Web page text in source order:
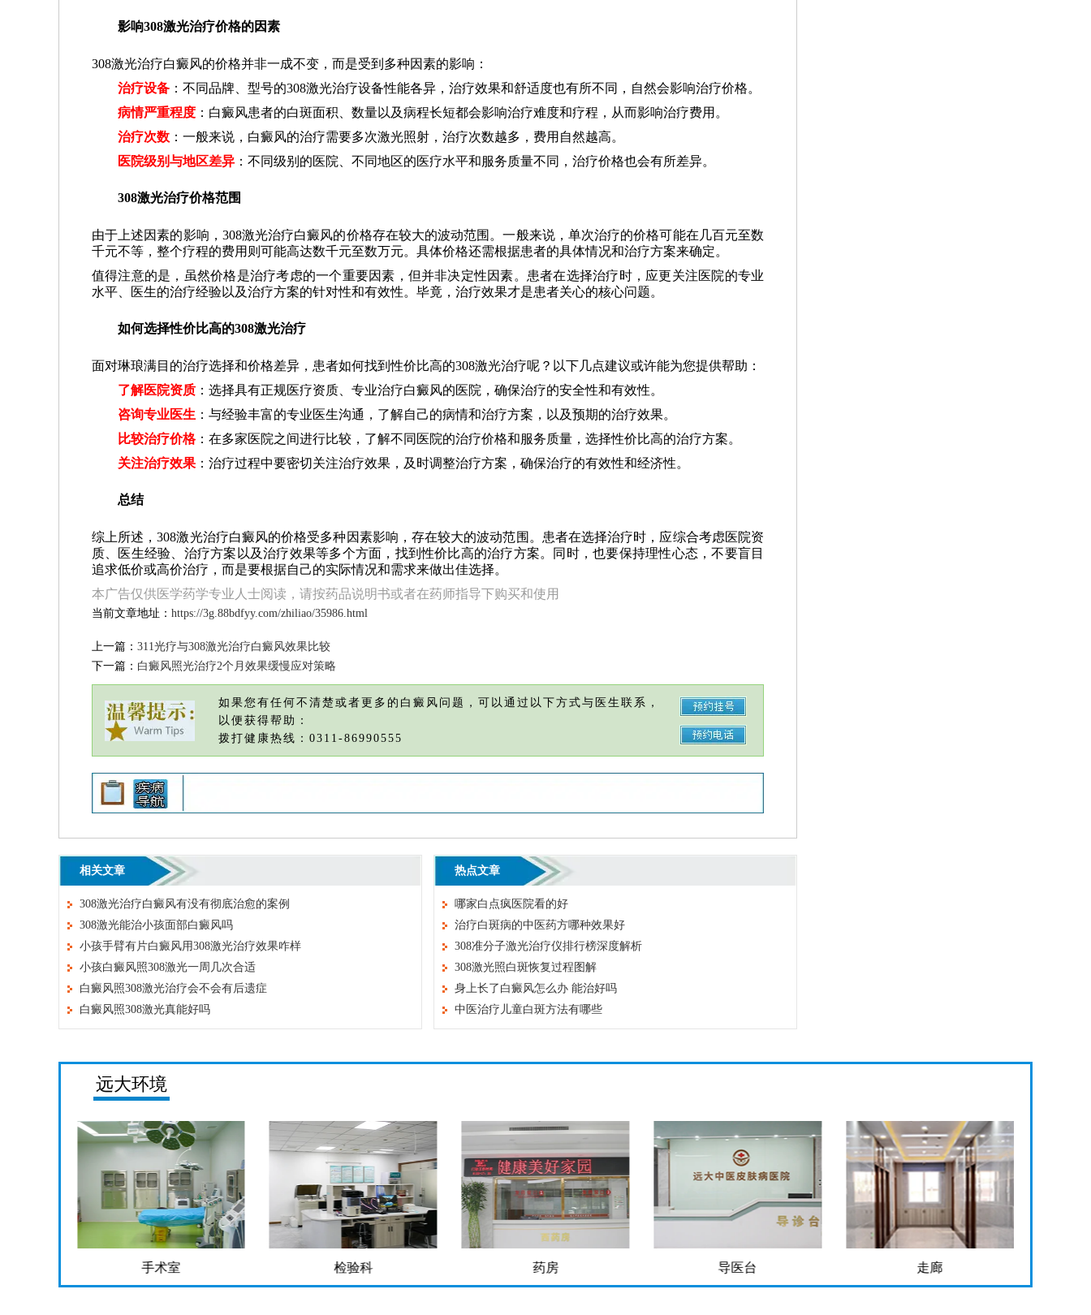
影响308激光治疗价格的因素
308激光治疗白癜风的价格并非一成不变，而是受到多种因素的影响：
治疗设备 ：不同品牌、型号的308激光治疗设备性能各异，治疗效果和舒适度也有所不同，自然会影响治疗价格。
病情严重程度 ：白癜风患者的白斑面积、数量以及病程长短都会影响治疗难度和疗程，从而影响治疗费用。
治疗次数 ：一般来说，白癜风的治疗需要多次激光照射，治疗次数越多，费用自然越高。
医院级别与地区差异 ：不同级别的医院、不同地区的医疗水平和服务质量不同，治疗价格也会有所差异。
308激光治疗价格范围
由于上述因素的影响，308激光治疗白癜风的价格存在较大的波动范围。一般来说，单次治疗的价格可能在几百元至数
千元不等，整个疗程的费用则可能高达数千元至数万元。具体价格还需根据患者的具体情况和治疗方案来确定。
值得注意的是，虽然价格是治疗考虑的一个重要因素，但并非决定性因素。患者在选择治疗时，应更关注医院的专业
水平、医生的治疗经验以及治疗方案的针对性和有效性。毕竟，治疗效果才是患者关心的核心问题。
如何选择性价比高的308激光治疗
面对琳琅满目的治疗选择和价格差异，患者如何找到性价比高的308激光治疗呢？以下几点建议或许能为您提供帮助：
了解医院资质 ：选择具有正规医疗资质、专业治疗白癜风的医院，确保治疗的安全性和有效性。
咨询专业医生 ：与经验丰富的专业医生沟通，了解自己的病情和治疗方案，以及预期的治疗效果。
比较治疗价格：在多家医院之间进行比较，了解不同医院的治疗价格和服务质量，选择性价比高的治疗方案。
关注治疗效果 ：治疗过程中要密切关注治疗效果，及时调整治疗方案，确保治疗的有效性和经济性。
总结
综上所述，308激光治疗白癜风的价格受多种因素影响，存在较大的波动范围。患者在选择治疗时，应综合考虑医院资
质、医生经验、治疗方案以及治疗效果等多个方面，找到性价比高的治疗方案。同时，也要保持理性心态，不要盲目
追求低价或高价治疗，而是要根据自己的实际情况和需求来做出佳选择。
本广告仅供医学药学专业人士阅读，请按药品说明书或者在药师指导下购买和使用
当前文章地址： https://3g.88bdfyy.com/zhiliao/35986.html
上一篇： 311光疗与308激光治疗白癜风效果比较
下一篇： 白癜风照光治疗2个月效果缓慢应对策略
如果您有任何不清楚或者更多的白癜风问题，可以通过以下方式与医生联系，
以便获得帮助：
拨打健康热线：0311-86990555
相关文章
308激光治疗白癜风有没有彻底治愈的案例
308激光能治小孩面部白癜风吗
小孩手臂有片白癜风用308激光治疗效果咋样
小孩白癜风照308激光一周几次合适
白癜风照308激光治疗会不会有后遗症
白癜风照308激光真能好吗
热点文章
哪家白点疯医院看的好
治疗白斑病的中医药方哪种效果好
308准分子激光治疗仪排行榜深度解析
308激光照白斑恢复过程图解
身上长了白癜风怎么办 能治好吗
中医治疗儿童白斑方法有哪些
远大环境
手术室 检验科 药房 导医台 走廊